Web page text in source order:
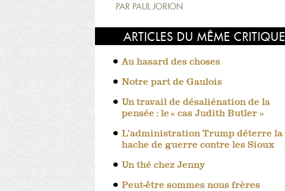
PAR PAUL JORION
ARTICLES DU MÊME CRITIQUE
Au hasard des choses
Notre part de Gaulois
Un travail de désaliénation de la
pensée : le « cas Judith Butler »
L’administration Trump déterre la
hache de guerre contre les Sioux
Un thé chez Jenny
Peut-être sommes nous frères